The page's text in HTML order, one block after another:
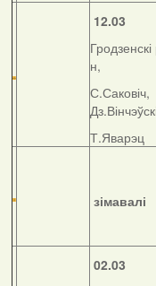
12.03
Гродзенскі
н,
С.Саковіч,
Т.Яварэц
зімавалі
02.03